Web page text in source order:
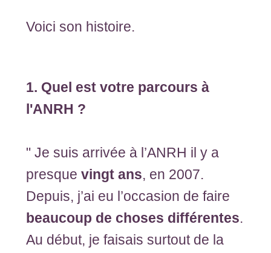
Voici son histoire.
1. Quel est votre parcours à
l'ANRH ?
" Je suis arrivée à l’ANRH il y a
presque vingt ans, en 2007.
Depuis, j’ai eu l’occasion de faire
beaucoup de choses différentes.
Au début, je faisais surtout de la